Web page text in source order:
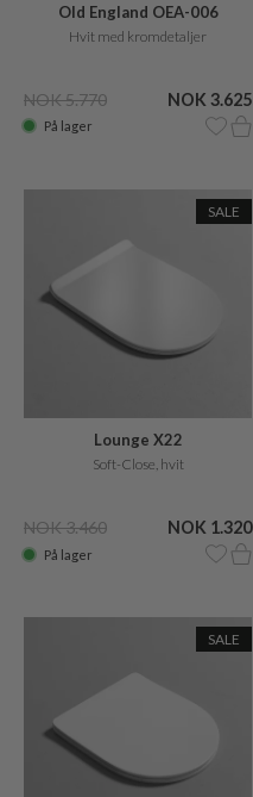
Old England OEA-006
toiletsæde med soft close
Hvit med kromdetaljer
NOK 5.770 NOK 3.625
På lager
SALE
Lounge X22
Soft-Close, hvit
NOK 3.460 NOK 1.320
På lager
SALE